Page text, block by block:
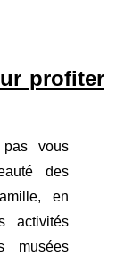
profiter
vous
des
en
activités
musées